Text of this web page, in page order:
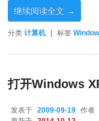
继续阅读全文 →
分类 计算机 | 标签
打开Windows
发表于 2009-09-19 作者